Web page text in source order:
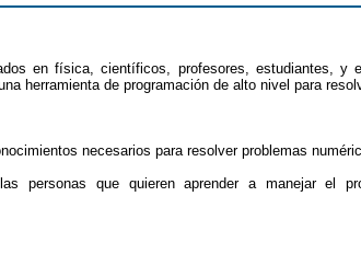
en física, científicos, profesores, estudiantes, y
herramienta de programación de alto nivel para
necesarios para resolver problemas
personas que quieren aprender a manejar el